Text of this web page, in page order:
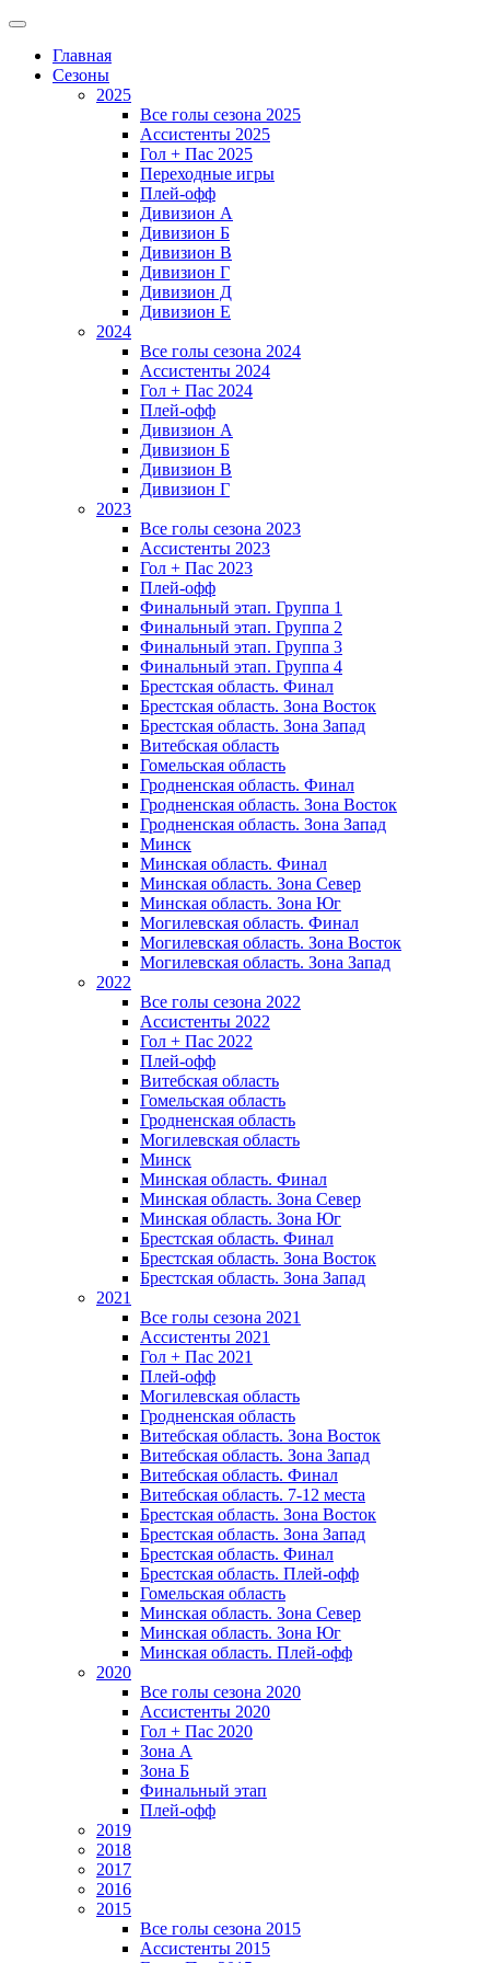
Главная
Сезоны
2025
Все голы сезона 2025
Ассистенты 2025
Гол + Пас 2025
Переходные игры
Плей-офф
Дивизион A
Дивизион Б
Дивизион В
Дивизион Г
Дивизион Д
Дивизион Е
2024
Все голы сезона 2024
Ассистенты 2024
Гол + Пас 2024
Плей-офф
Дивизион A
Дивизион Б
Дивизион В
Дивизион Г
2023
Все голы сезона 2023
Ассистенты 2023
Гол + Пас 2023
Плей-офф
Финальный этап. Группа 1
Финальный этап. Группа 2
Финальный этап. Группа 3
Финальный этап. Группа 4
Брестская область. Финал
Брестская область. Зона Восток
Брестская область. Зона Запад
Витебская область
Гомельская область
Гродненская область. Финал
Гродненская область. Зона Восток
Гродненская область. Зона Запад
Минск
Минская область. Финал
Минская область. Зона Север
Минская область. Зона Юг
Могилевская область. Финал
Могилевская область. Зона Восток
Могилевская область. Зона Запад
2022
Все голы сезона 2022
Ассистенты 2022
Гол + Пас 2022
Плей-офф
Витебская область
Гомельская область
Гродненская область
Могилевская область
Минск
Mинская область. Финал
Минская область. Зона Север
Минская область. Зона Юг
Брестская область. Финал
Брестская область. Зона Восток
Брестская область. Зона Запад
2021
Все голы сезона 2021
Ассистенты 2021
Гол + Пас 2021
Плей-офф
Могилевская область
Гродненская область
Витебская область. Зона Восток
Витебская область. Зона Запад
Витебская область. Финал
Витебская область. 7-12 места
Брестская область. Зона Восток
Брестская область. Зона Запад
Брестская область. Финал
Брестская область. Плей-офф
Гомельская область
Минская область. Зона Север
Минская область. Зона Юг
Минская область. Плей-офф
2020
Все голы сезона 2020
Ассистенты 2020
Гол + Пас 2020
Зона А
Зона Б
Финальный этап
Плей-офф
2019
2018
2017
2016
2015
Все голы сезона 2015
Ассистенты 2015